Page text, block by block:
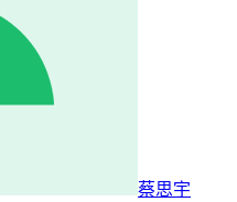
蔡思宇